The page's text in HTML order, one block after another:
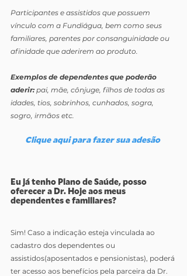
Participantes e assistidos que possuem
vínculo com a Fundiágua, bem como seus
familiares, parentes por consanguinidade ou
afinidade que aderirem ao produto.
Exemplos de dependentes que poderão
aderir: pai, mãe, cônjuge, filhos de todas as
idades, tios, sobrinhos, cunhados, sogra,
sogro, irmãos etc.
Clique aqui para fazer sua adesão
Eu já tenho Plano de Saúde, posso
oferecer a Dr. Hoje aos meus
dependentes e familiares?
Sim! Caso a indicação esteja vinculada ao
cadastro dos dependentes ou
assistidos(aposentados e pensionistas), poderá
ter acesso aos benefícios pela parceira da Dr.